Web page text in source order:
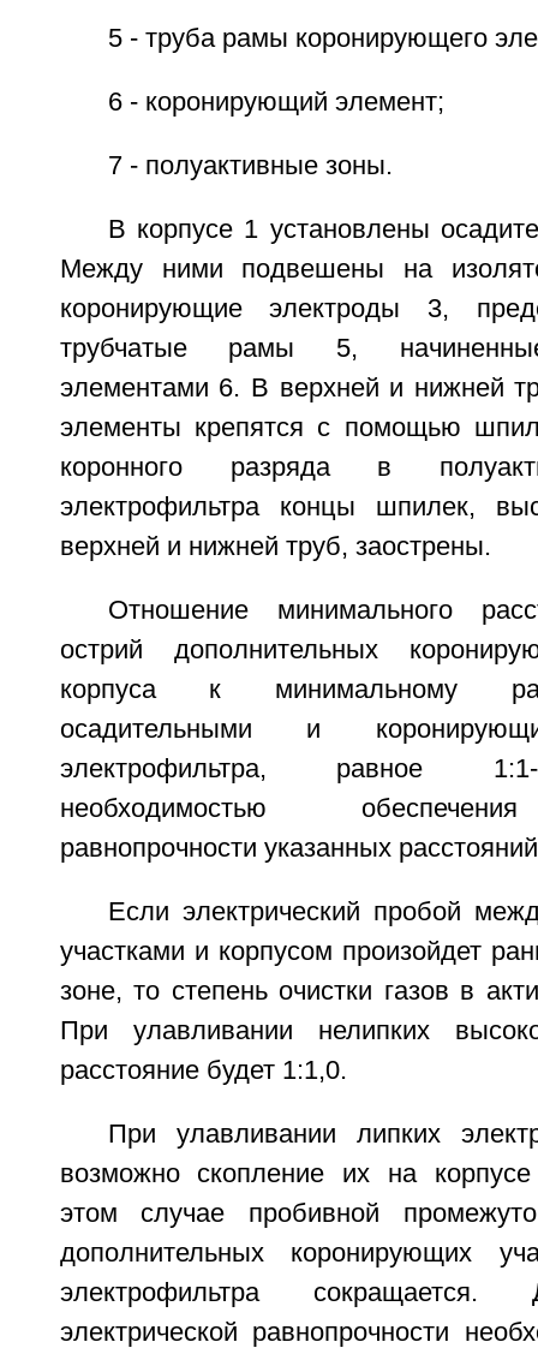
5 - труба рамы коронирующего
6 - коронирующий элемент;
7 - полуактивные зоны.
В корпусе 1 установлены
Между ними подвешены на
коронирующие электроды 3,
трубчатые рамы 5,
элементами 6. В верхней и нижней
элементы крепятся с помощью
коронного разряда в
электрофильтра концы шпилек,
верхней и нижней труб, заострены.
Отношение минимального
острий дополнительных
корпуса к минимальному
осадительными и
электрофильтра, равное
необходимостью
равнопрочности указанных
Если электрический пробой
участками и корпусом произойдет
зоне, то степень очистки газов в
При улавливании нелипких
расстояние будет 1:1,0.
При улавливании липких
возможно скопление их на
этом случае пробивной
дополнительных коронирующих
электрофильтра сокращается.
электрической равнопрочности